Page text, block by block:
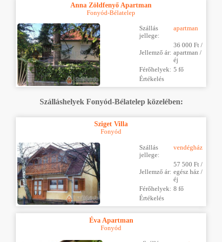
Anna Zöldfenyő Apartman
Fonyód-Bélatelep
Szállás
jellege:
apartman
Jellemző ár:
36 000 Ft /
apartman /
éj
Férőhelyek: 5 fő
Értékelés
Szálláshelyek Fonyód-Bélatelep közelében:
Sziget Villa
Fonyód
Szállás
jellege:
vendégház
Jellemző ár:
57 500 Ft /
egész ház /
éj
Férőhelyek: 8 fő
Értékelés
Éva Apartman
Fonyód